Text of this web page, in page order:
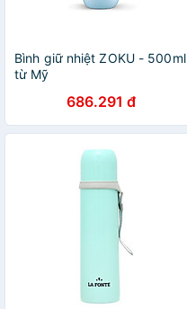
Bình giữ nhiệt ZOKU - 500ml
từ Mỹ
686.291 đ